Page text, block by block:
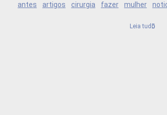
antes artigos cirurgia fazer mulher
Leia tudo